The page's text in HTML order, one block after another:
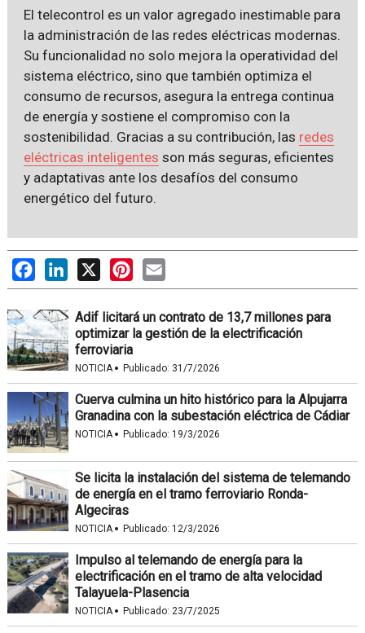
El telecontrol es un valor agregado inestimable para
la administración de las redes eléctricas modernas.
Su funcionalidad no solo mejora la operatividad del
sistema eléctrico, sino que también optimiza el
consumo de recursos, asegura la entrega continua
de energía y sostiene el compromiso con la
sostenibilidad. Gracias a su contribución, las redes
eléctricas inteligentes son más seguras, eficientes
y adaptativas ante los desafíos del consumo
energético del futuro.
FacebookLinkedIn
X PinterestEmail
Adif licitará un contrato de 13,7 millones para
optimizar la gestión de la electrificación
ferroviaria
NOTICIA· Publicado: 31/7/2026
Cuerva culmina un hito histórico para la Alpujarra
Granadina con la subestación eléctrica de Cádiar
NOTICIA· Publicado: 19/3/2026
Se licita la instalación del sistema de telemando
de energía en el tramo ferroviario Ronda-
Algeciras
NOTICIA· Publicado: 12/3/2026
Impulso al telemando de energía para la
electrificación en el tramo de alta velocidad
Talayuela-Plasencia
NOTICIA· Publicado: 23/7/2025